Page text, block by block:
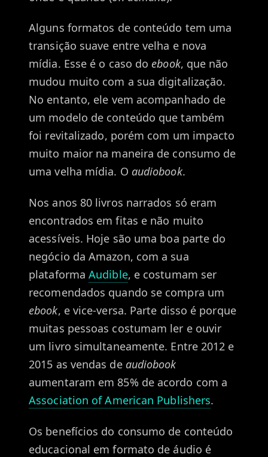
Alguns formatos de conteúdo tem uma
transição suave entre velha e nova
mídia. Esse é o caso do ebook, que não
mudou muito com a sua digitalização.
No entanto, ele vem acompanhado de
um modelo de conteúdo que também
foi revitalizado, porém com um impacto
muito maior na maneira de consumo de
uma velha mídia. O audiobook.
Nos anos 80 livros narrados só eram
encontrados em fitas e não muito
acessíveis. Hoje são uma boa parte do
negócio da Amazon, com a sua
plataformaAudible, e costumam ser
recomendados quando se compra um
ebook, e vice-versa. Parte disso é porque
muitas pessoas costumam ler e ouvir
um livro simultaneamente. Entre 2012 e
2015 as vendas de audiobook
aumentaram em 85% de acordo com a
Association of American Publishers.
Os benefícios do consumo de conteúdo
educacional em formato de áudio é